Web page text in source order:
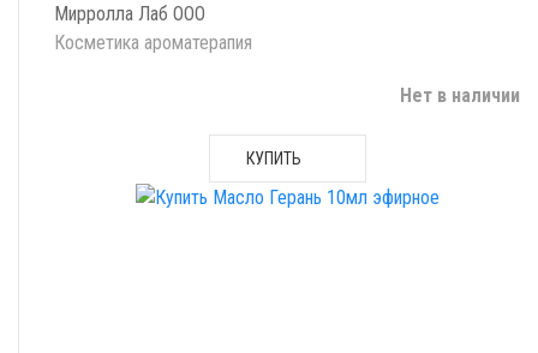
Мирролла Лаб ООО
Косметика ароматерапия
Нет в наличии
КУПИТЬ